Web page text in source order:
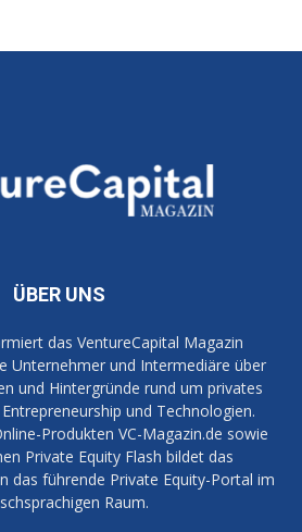
ÜBER UNS
das VentureCapital Magazin
Unternehmer und Intermediäre über
und Hintergründe rund um privates
und Technologien.
Produkten VC-Magazin.de sowie
Private Equity Flash bildet das
das führende Private Equity-Portal im
Raum.